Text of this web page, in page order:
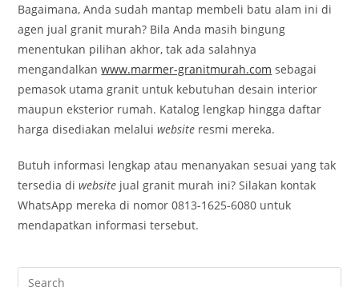
Bagaimana, Anda sudah mantap membeli batu alam ini di
agen jual granit murah? Bila Anda masih bingung
menentukan pilihan akhor, tak ada salahnya
mengandalkanwww.marmer-granitmurah.com sebagai
pemasok utama granit untuk kebutuhan desain interior
maupun eksterior rumah. Katalog lengkap hingga daftar
harga disediakan melaluiwebsite resmi mereka.
Butuh informasi lengkap atau menanyakan sesuai yang tak
tersedia diwebsite jual granit murah ini? Silakan kontak
WhatsApp mereka di nomor 0813-1625-6080 untuk
mendapatkan informasi tersebut.